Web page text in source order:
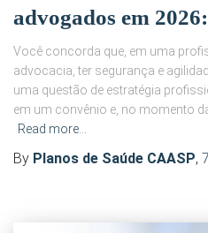
advogados em
Você concorda que, em uma
advocacia, ter segurança e
uma questão de estratégia
em um convênio e, no momento
Read more…
By Planos de Saúde CAASP,